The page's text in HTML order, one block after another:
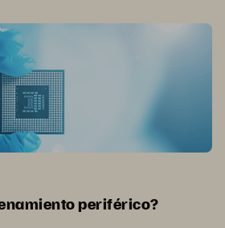
periférico?